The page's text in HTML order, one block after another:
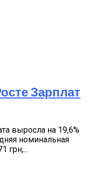
Зарплат
выросла на 19,6%
номинальная
грн,...